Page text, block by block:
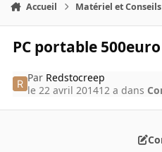
Accueil Matériel et
PC portable
Par Redstocreep
le 22 avril 201412 a dans